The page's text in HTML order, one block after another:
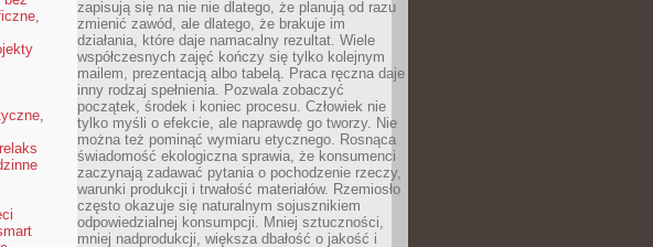
,
,
relaks
zapisują się na nie nie dlatego, że planują od razu
zmienić zawód, ale dlatego, że brakuje im
działania, które daje namacalny rezultat. Wiele
współczesnych zajęć kończy się tylko kolejnym
mailem, prezentacją albo tabelą. Praca ręczna daje
inny rodzaj spełnienia. Pozwala zobaczyć
początek, środek i koniec procesu. Człowiek nie
tylko myśli o efekcie, ale naprawdę go tworzy. Nie
można też pominąć wymiaru etycznego. Rosnąca
świadomość ekologiczna sprawia, że konsumenci
zaczynają zadawać pytania o pochodzenie rzeczy,
warunki produkcji i trwałość materiałów. Rzemiosło
często okazuje się naturalnym sojusznikiem
odpowiedzialnej konsumpcji. Mniej sztuczności,
mniej nadprodukcji, większa dbałość o jakość i